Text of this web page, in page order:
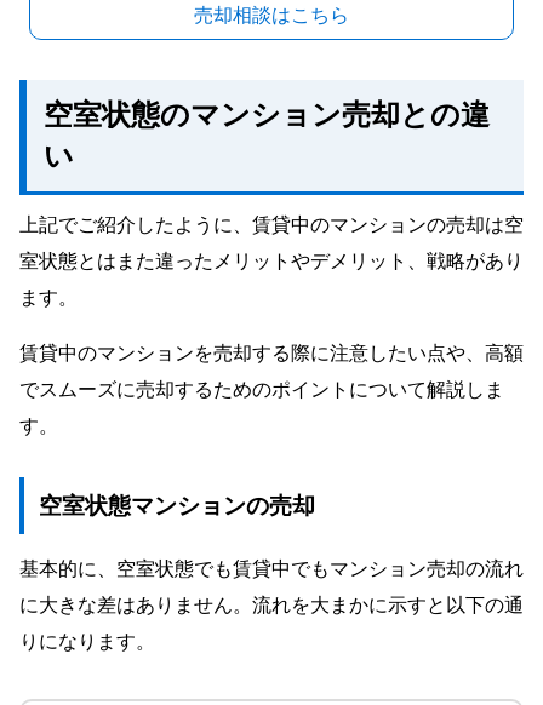
売却相談はこちら
空室状態のマンション売却との違
い
上記でご紹介したように、賃貸中のマンションの売却は空
室状態とはまた違ったメリットやデメリット、戦略があり
ます。
賃貸中のマンションを売却する際に注意したい点や、高額
でスムーズに売却するためのポイントについて解説しま
す。
空室状態マンションの売却
基本的に、空室状態でも賃貸中でもマンション売却の流れ
に大きな差はありません。流れを大まかに示すと以下の通
りになります。